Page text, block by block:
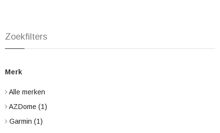
Zoekfilters
Merk
Alle merken
AZDome (1)
Garmin (1)